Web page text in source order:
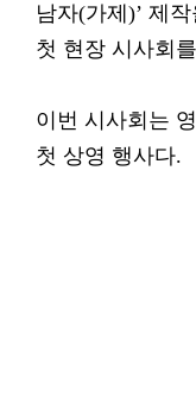
남자(가제)’ 제
첫 현장 시사회
이번 시사회는
첫 상영 행사다.